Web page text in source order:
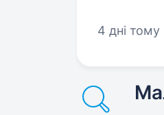
4 дні тому